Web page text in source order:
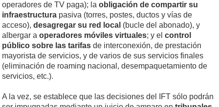
operadores de TV paga); la obligación de compartir su
infraestructura pasiva (torres, postes, ductos y vías de
acceso), desagregar su red local (bucle del abonado), y
albergar a operadores móviles virtuales; y el control
público sobre las tarifas de interconexión, de prestación
mayorista de servicios, y de varios de sus servicios finales
(eliminación de roaming nacional, desempaquetamiento de
servicios, etc.).
A la vez, se establece que las decisiones del IFT sólo podrán